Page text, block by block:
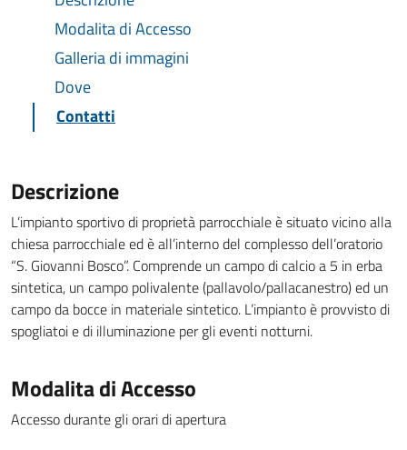
Modalita di Accesso
Galleria di immagini
Dove
Contatti
Descrizione
L’impianto sportivo di proprietà parrocchiale è situato vicino alla
chiesa parrocchiale ed è all’interno del complesso dell’oratorio
“S. Giovanni Bosco”. Comprende un campo di calcio a 5 in erba
sintetica, un campo polivalente (pallavolo/pallacanestro) ed un
campo da bocce in materiale sintetico. L’impianto è provvisto di
spogliatoi e di illuminazione per gli eventi notturni.
Modalita di Accesso
Accesso durante gli orari di apertura